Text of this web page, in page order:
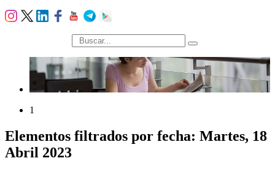
búsqueda
1
Elementos filtrados por fecha: Martes, 18
Abril 2023